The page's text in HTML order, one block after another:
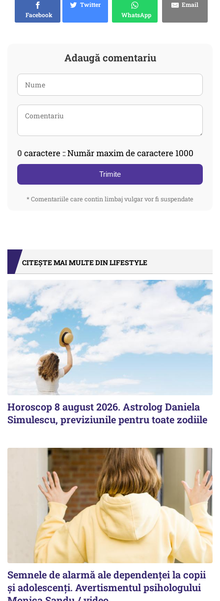
Facebook
Twitter
WhatsApp
Email
Adaugă comentariu
0 caractere :: Număr maxim de caractere 1000
Trimite
* Comentariile care contin limbaj vulgar vor fi suspendate
CITEȘTE MAI MULTE DIN LIFESTYLE
Horoscop 8 august 2026. Astrolog Daniela
Simulescu, previziunile pentru toate zodiile
Semnele de alarmă ale dependenței la copii
și adolescenți. Avertismentul psihologului